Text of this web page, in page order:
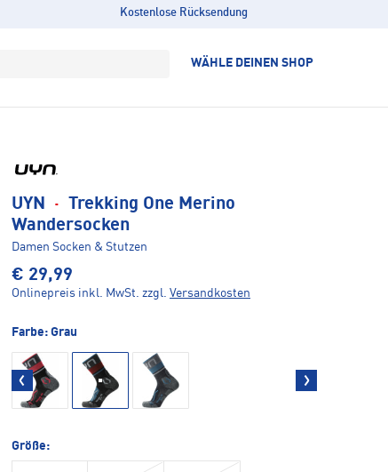
Kostenlose Rücksendung
WÄHLE DEINEN SHOP
UYN ·
Trekking One Merino
Wandersocken
Damen Socken & Stutzen
€ 29,99
Onlinepreis inkl. MwSt. zzgl. Versandkosten
Farbe: Grau
Größe: